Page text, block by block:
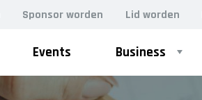
Sponsor worden Lid worden
Events Business